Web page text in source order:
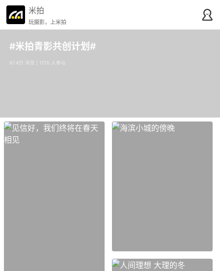
米拍
玩摄影，上米拍
#米拍青影共创计划#
87.4万 浏览 | 1720 人参与